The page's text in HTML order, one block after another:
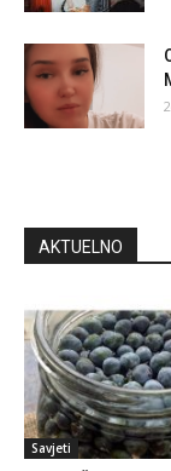
AKTUELNO
Savjeti